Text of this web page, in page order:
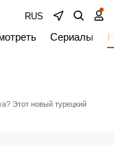
RUS
Сериалы
Этот новый турецкий